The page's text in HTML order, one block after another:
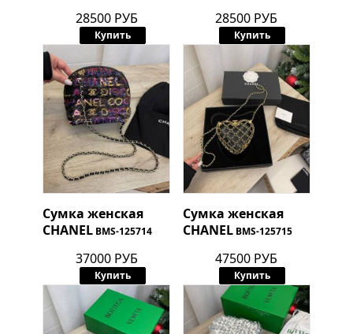
28500 РУБ
Купить
28500 РУБ
Купить
Сумка женская
CHANEL BMS-125714
37000 РУБ
Купить
Сумка женская
CHANEL BMS-125715
47500 РУБ
Купить